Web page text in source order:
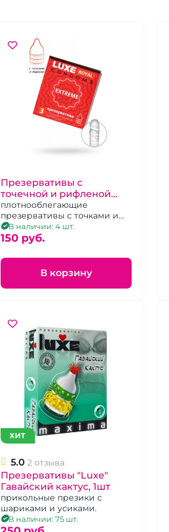
Презервативы с
точечной и рифленой
поверхностью "Luxe"
Royal Extreme 3 шт
плотнооблегающие
презервативы с точками и
ребрами
В наличии: 4 шт.
150 pуб.
В корзину
ХИТ
5.0 2 отзыва
Презервативы "Luxe"
Гавайский кактус, 1шт
прикольные презики с
шариками и усиками.
В наличии: 75 шт.